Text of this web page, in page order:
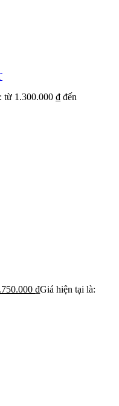
từ 1.300.000 ₫ đến
₫Giá hiện tại là: